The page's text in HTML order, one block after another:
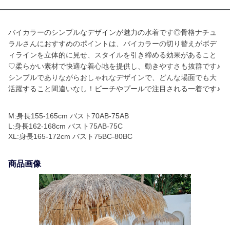
バイカラーのシンプルなデザインが魅力の水着です◎骨格ナチュ
ラルさんにおすすめのポイントは、バイカラーの切り替えがボデ
ィラインを立体的に見せ、スタイルを引き締める効果があること
♡柔らかい素材で快適な着心地を提供し、動きやすさも抜群です♪
シンプルでありながらおしゃれなデザインで、どんな場面でも大
活躍すること間違いなし！ビーチやプールで注目される一着です♪
M:身長155-165cm バスト70AB-75AB
L:身長162-168cm バスト75AB-75C
XL:身長165-172cm バスト75BC-80BC
商品画像